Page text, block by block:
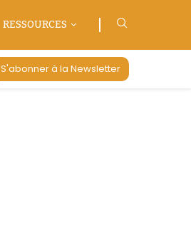
RESSOURCES
S'abonner à la Newsletter